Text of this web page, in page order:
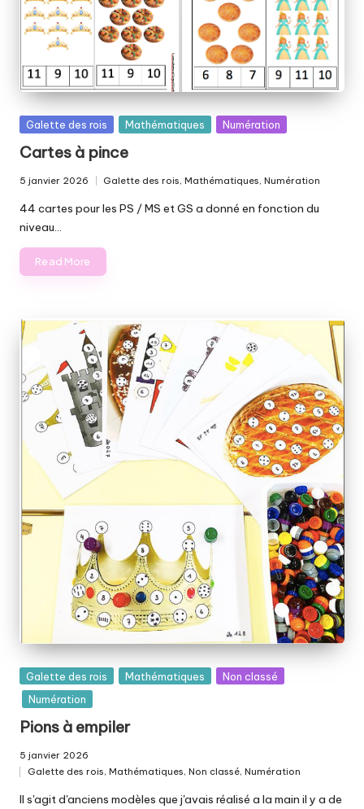
le
p
ai
ll
e
t
é
e
Posted
Galette des rois Mathématiques Numération
Cartes à pince
5 janvier 2026
Posted
in
Galette des rois,Mathématiques,Numération
44 cartes pour les PS / MS et GS a donné en fonction du
niveau…
Read More
Posted
in
Galette des rois Mathématiques
Non classé
Numération
Pions à empiler
5 janvier 2026
in
Galette des rois, Mathématiques, Non classé, Numération
Il s'agit d'anciens modèles que j'avais réalisé a la main il y a de